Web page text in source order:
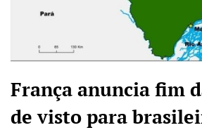
França anuncia fim
de visto para